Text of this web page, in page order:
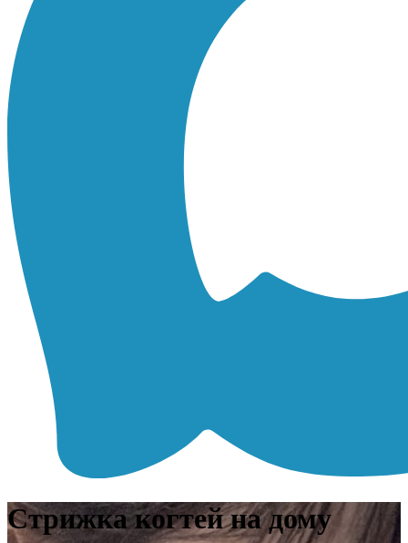
Стрижка когтей на дому